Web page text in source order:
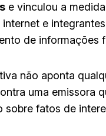
e vinculou a
internet e
de informações
não aponta
uma emissora
sobre fatos de